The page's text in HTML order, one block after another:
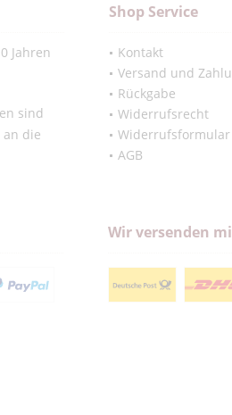
Jahren
sind
die
Shop Service
Kontakt
Versand und
Rückgabe
Widerrufsrecht
Widerrufsformular
AGB
Wir versenden